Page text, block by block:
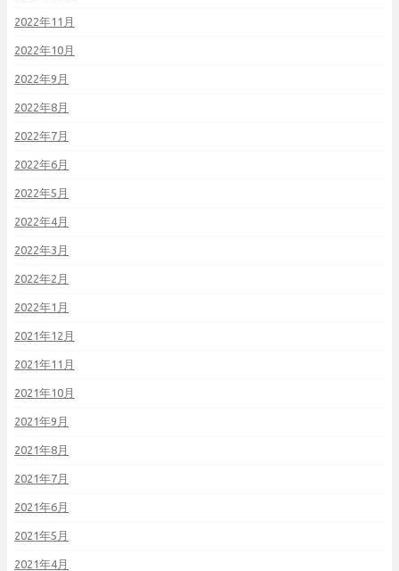
2022年11月
2022年10月
2022年9月
2022年8月
2022年7月
2022年6月
2022年5月
2022年4月
2022年3月
2022年2月
2022年1月
2021年12月
2021年11月
2021年10月
2021年9月
2021年8月
2021年7月
2021年6月
2021年5月
2021年4月